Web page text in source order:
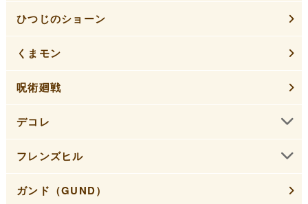
ひつじのショーン
くまモン
呪術廻戦
デコレ
フレンズヒル
ガンド（GUND）